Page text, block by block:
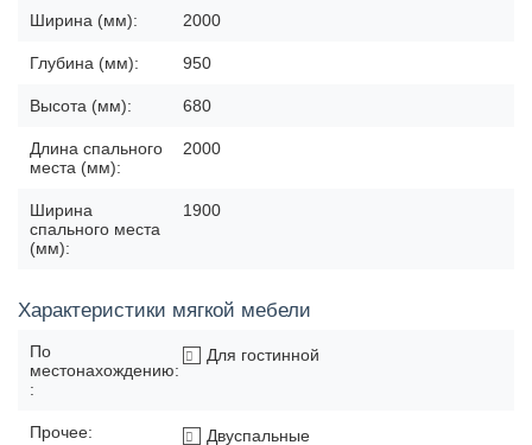
Ширина (мм): 2000
Глубина (мм): 950
Высота (мм): 680
Длина спального
места (мм):
2000
Ширина
спального места
(мм):
1900
Характеристики мягкой мебели
По
местонахождению:
:
Для гостинной
Прочее: Двуспальные